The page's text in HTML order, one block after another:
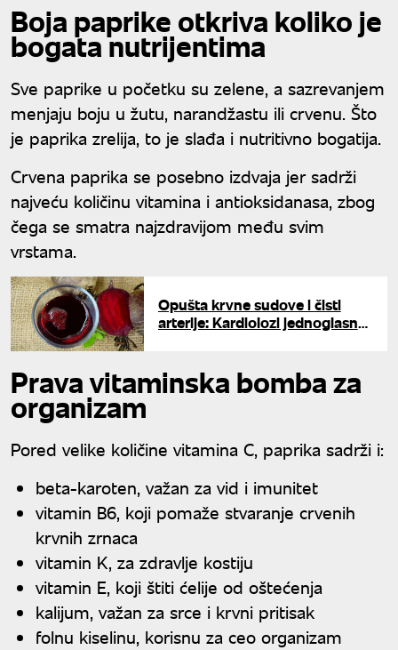
Boja paprike otkriva koliko je
bogata nutrijentima
Sve paprike u početku su zelene, a sazrevanjem
menjaju boju u žutu, narandžastu ili crvenu. Što
je paprika zrelija, to je slađa i nutritivno bogatija.
Crvena paprika se posebno izdvaja jer sadrži
najveću količinu vitamina i antioksidanasa, zbog
čega se smatra najzdravijom među svim
vrstama.
Opušta krvne sudove i čisti
arterije: Kardiolozi jednoglasno
Prava vitaminska bomba za
organizam
Pored velike količine vitamina C, paprika sadrži i:
beta-karoten, važan za vid i imunitet
vitamin B6, koji pomaže stvaranje crvenih
krvnih zrnaca
vitamin K, za zdravlje kostiju
vitamin E, koji štiti ćelije od oštećenja
kalijum, važan za srce i krvni pritisak
folnu kiselinu, korisnu za ceo organizam